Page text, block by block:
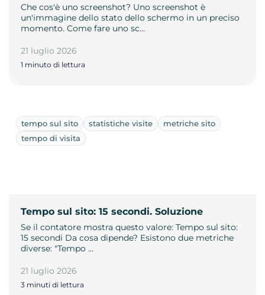
Che cos'è uno screenshot? Uno screenshot è
un'immagine dello stato dello schermo in un preciso
momento. Come fare uno sc…
21 luglio 2026
1 minuto di lettura
tempo sul sito statistiche visite
metriche sito
tempo di visita
Tempo sul sito: 15 secondi. Soluzione
Se il contatore mostra questo valore: Tempo sul sito:
15 secondi Da cosa dipende? Esistono due metriche
diverse: "Tempo …
21 luglio 2026
3 minuti di lettura